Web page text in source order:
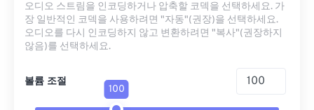
오디오 스트림을 인코딩하거나 압축할 코덱을 선택하세요. 가
장 일반적인 코덱을 사용하려면 "자동"(권장)을 선택하세요.
오디오를 다시 인코딩하지 않고 변환하려면 "복사"(권장하지
않음)를 선택하세요.
볼륨 조절
100